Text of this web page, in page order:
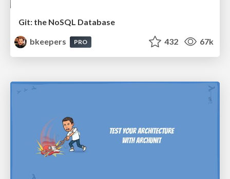
Git: the NoSQL Database
bkeepers
PRO 432 67k